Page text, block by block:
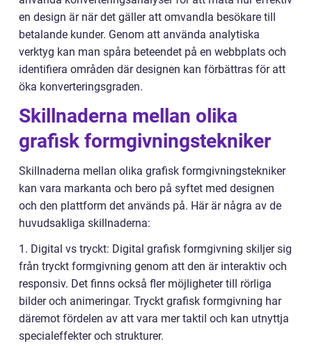
en design är när det gäller att omvandla besökare till
betalande kunder. Genom att använda analytiska
verktyg kan man spåra beteendet på en webbplats och
identifiera områden där designen kan förbättras för att
öka konverteringsgraden.
Skillnaderna mellan olika
grafisk formgivningstekniker
Skillnaderna mellan olika grafisk formgivningstekniker
kan vara markanta och bero på syftet med designen
och den plattform det används på. Här är några av de
huvudsakliga skillnaderna:
1. Digital vs tryckt: Digital grafisk formgivning skiljer sig
från tryckt formgivning genom att den är interaktiv och
responsiv. Det finns också fler möjligheter till rörliga
bilder och animeringar. Tryckt grafisk formgivning har
däremot fördelen av att vara mer taktil och kan utnyttja
specialeffekter och strukturer.